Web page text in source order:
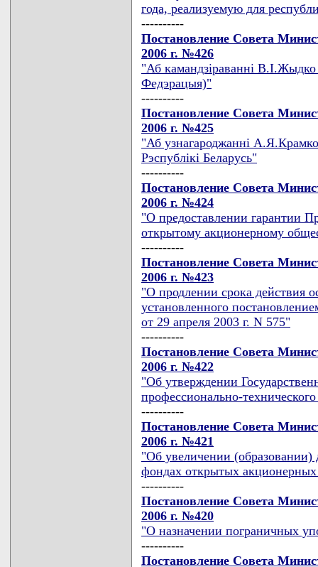
года, реализуемую для
----------
Постановление Совета
2006 г. №426
"Аб камандзiраваннi
Федэрацыя)"
----------
Постановление Совета
2006 г. №425
"Аб узнагароджаннi
Рэспублiкi Беларусь"
----------
Постановление Совета
2006 г. №424
"О предоставлении гарантии
открытому акционерному
----------
Постановление Совета
2006 г. №423
"О продлении срока действия
установленного
от 29 апреля 2003 г. N 575"
----------
Постановление Совета
2006 г. №422
"Об утверждении
профессионально-
----------
Постановление Совета
2006 г. №421
"Об увеличении (образовании)
фондах открытых
----------
Постановление Совета
2006 г. №420
"О назначении пограничных
----------
Постановление Совета